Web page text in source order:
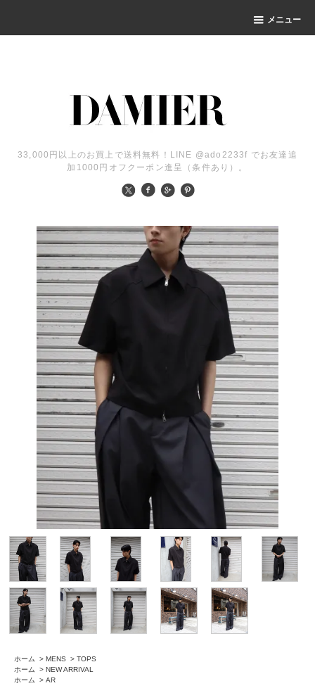
メニュー
33,000円以上のお買上で送料無料！LINE @ado2233f でお友達追
加1000円オフクーポン進呈（条件あり）。
ホーム > MENS > TOPS
ホーム
> NEW ARRIVAL
ホーム
> AR